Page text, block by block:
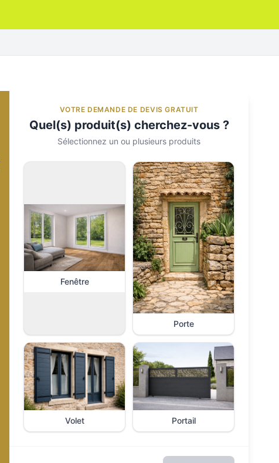
VOTRE DEMANDE DE DEVIS GRATUIT
Quel(s) produit(s) cherchez-vous ?
Sélectionnez un ou plusieurs produits
Fenêtre
Porte
Volet Portail